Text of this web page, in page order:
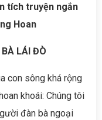
tích truyện ngắn
Hoan
BÀ LÁI ĐÒ
con sông khá rộng
khoái: Chúng tôi
đàn bà ngoại